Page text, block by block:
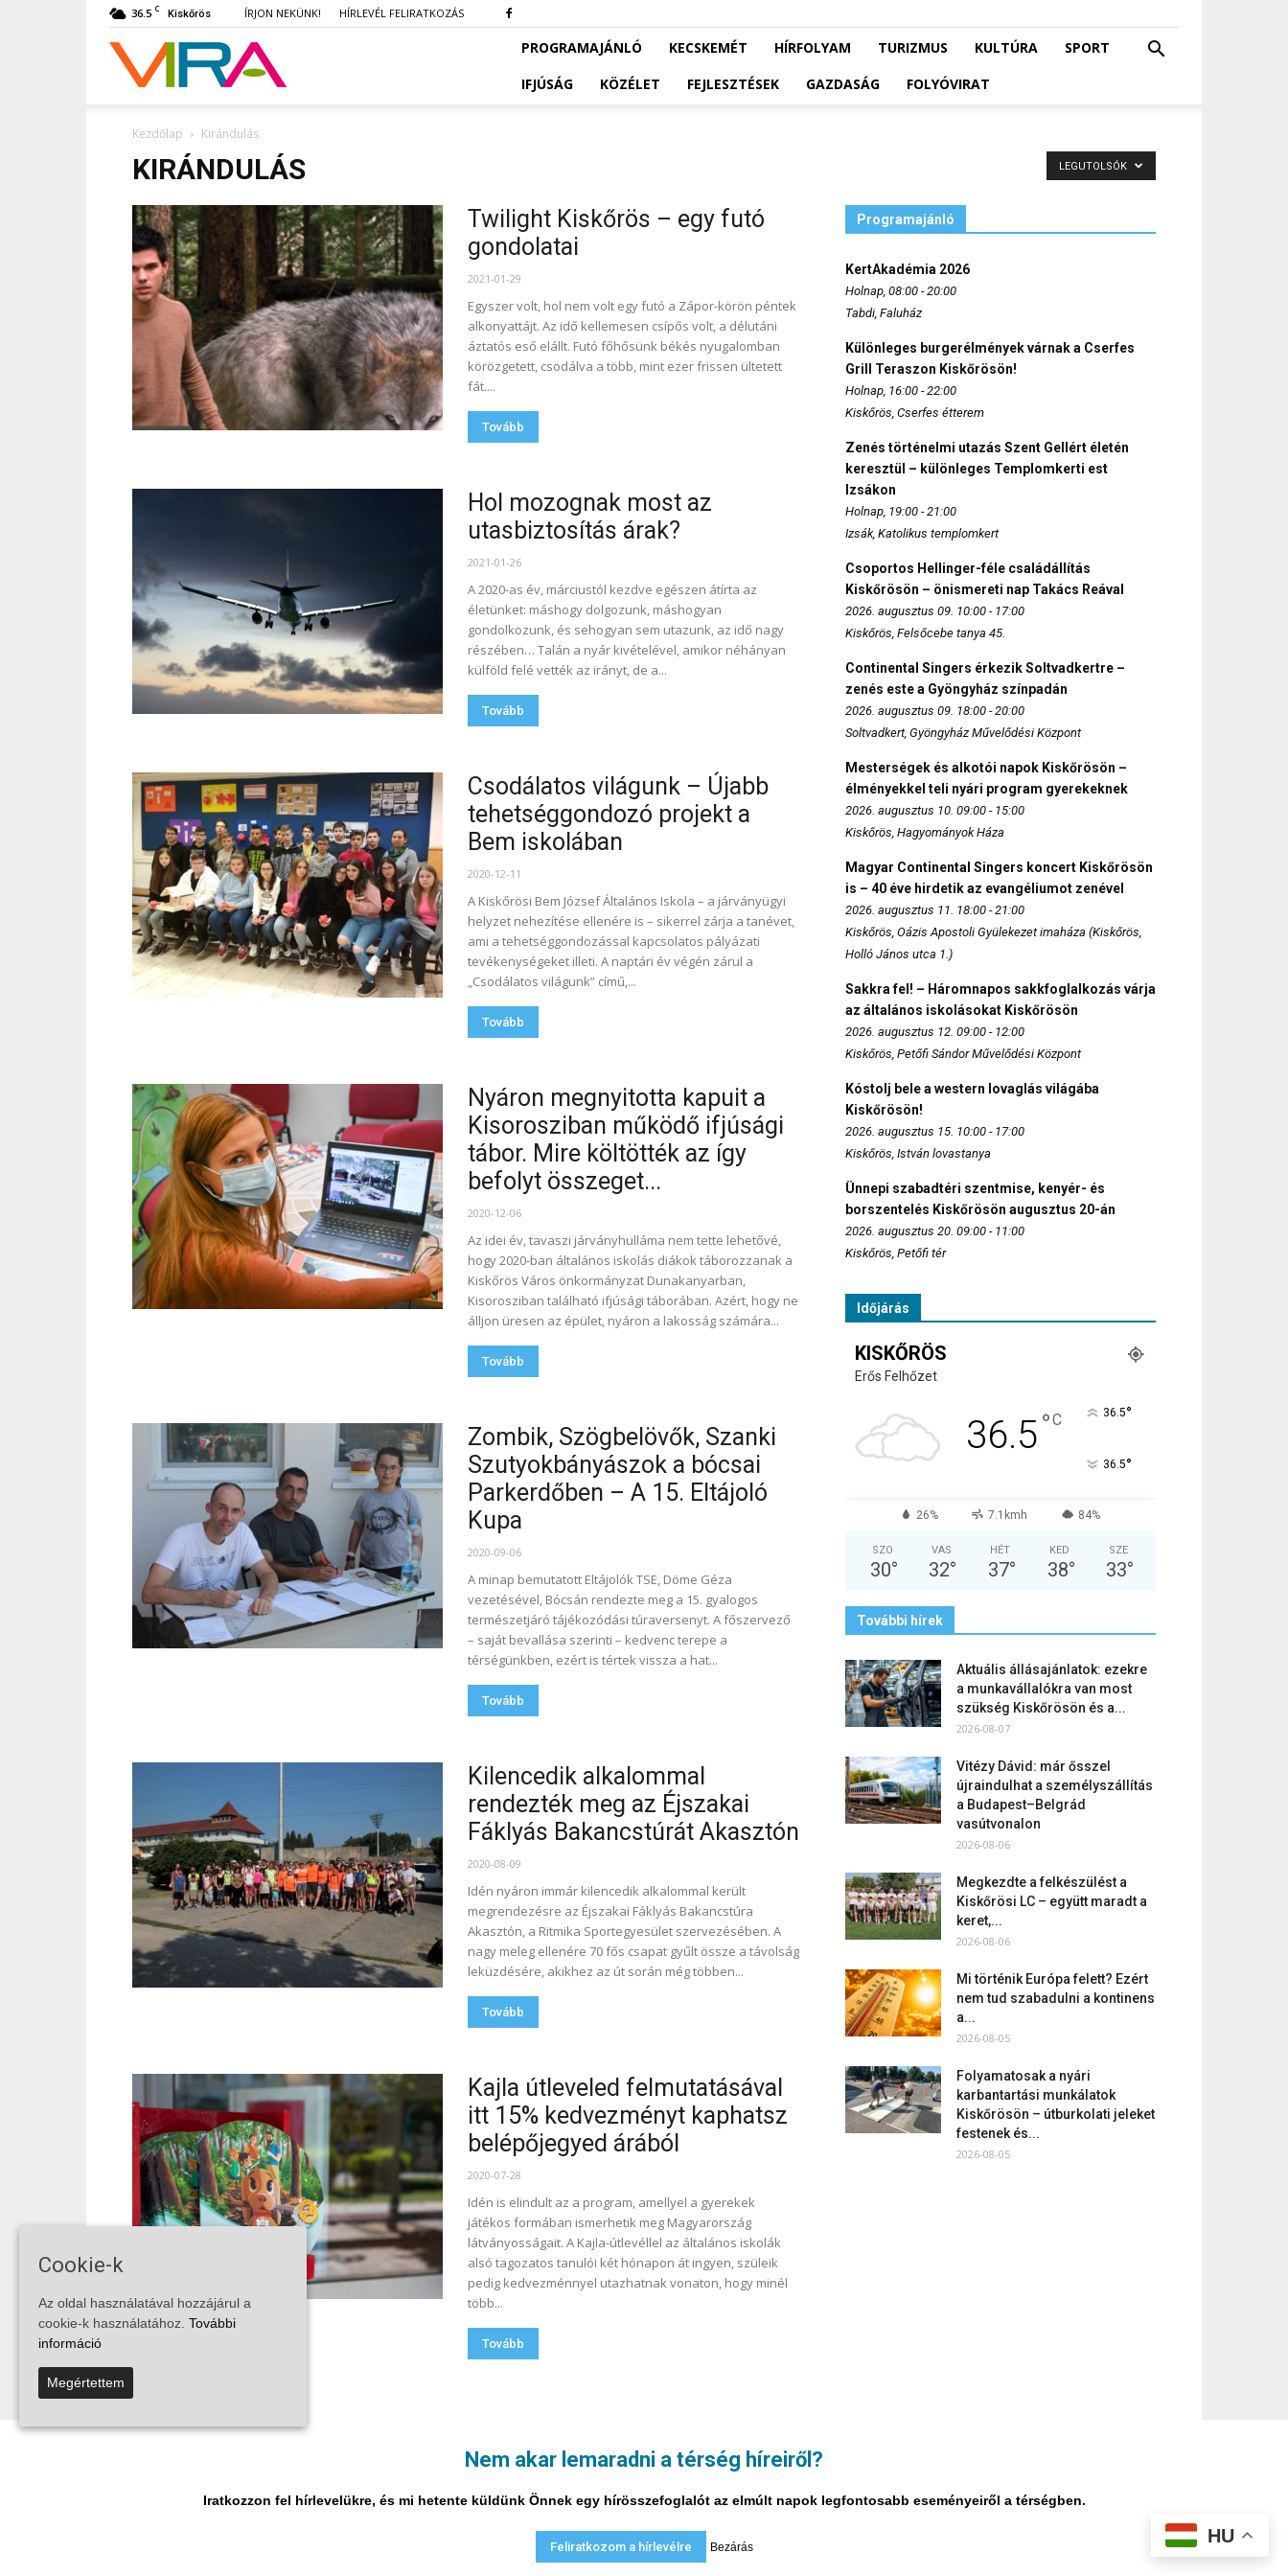
Nem akar lemaradni a térség híreiről?
Iratkozzon fel hírlevelükre, és mi hetente küldünk Önnek egy hírösszefoglalót az elmúlt napok legfontosabb eseményeiről a térségben.
Feliratkozom a hírlevélre Bezárás
36.5 C Kiskőrös ÍRJON NEKÜNK! HÍRLEVÉL FELIRATKOZÁS
VIRA PROGRAMAJÁNLÓ KECSKEMÉT HÍRFOLYAM TURIZMUS KULTÚRA
SPORT
IFJÚSÁG
KÖZÉLET FEJLESZTÉSEK GAZDASÁG FOLYÓVIRAT
Kezdőlap Kirándulás
KIRÁNDULÁS LEGUTOLSÓK
Twilight Kiskőrös – egy futó
gondolatai
2021-01-29
Egyszer volt, hol nem volt egy futó a Zápor-körön péntek
alkonyattájt. Az idő kellemesen csípős volt, a délutáni
áztatós eső elállt. Futó főhősünk békés nyugalomban
körözgetett, csodálva a több, mint ezer frissen ültetett
fát....
Tovább
Hol mozognak most az
utasbiztosítás árak?
2021-01-26
A 2020-as év, márciustól kezdve egészen átírta az
életünket: máshogy dolgozunk, máshogyan
gondolkozunk, és sehogyan sem utazunk, az idő nagy
részében… Talán a nyár kivételével, amikor néhányan
külföld felé vették az irányt, de a...
Tovább
Csodálatos világunk – Újabb
tehetséggondozó projekt a
Bem iskolában
2020-12-11
A Kiskőrösi Bem József Általános Iskola – a járványügyi
helyzet nehezítése ellenére is – sikerrel zárja a tanévet,
ami a tehetséggondozással kapcsolatos pályázati
tevékenységeket illeti. A naptári év végén zárul a
„Csodálatos világunk” című,...
Tovább
Nyáron megnyitotta kapuit a
Kisorosziban működő ifjúsági
tábor. Mire költötték az így
befolyt összeget...
2020-12-06
Az idei év, tavaszi járványhulláma nem tette lehetővé,
hogy 2020-ban általános iskolás diákok táborozzanak a
Kiskőrös Város önkormányzat Dunakanyarban,
Kisorosziban található ifjúsági táborában. Azért, hogy ne
álljon üresen az épület, nyáron a lakosság számára...
Tovább
Zombik, Szögbelövők, Szanki
Szutyokbányászok a bócsai
Parkerdőben – A 15. Eltájoló
Kupa
2020-09-06
A minap bemutatott Eltájolók TSE, Döme Géza
vezetésével, Bócsán rendezte meg a 15. gyalogos
természetjáró tájékozódási túraversenyt. A főszervező
– saját bevallása szerinti – kedvenc terepe a
térségünkben, ezért is tértek vissza a hat...
Tovább
Kilencedik alkalommal
rendezték meg az Éjszakai
Fáklyás Bakancstúrát Akasztón
2020-08-09
Idén nyáron immár kilencedik alkalommal került
megrendezésre az Éjszakai Fáklyás Bakancstúra
Akasztón, a Ritmika Sportegyesület szervezésében. A
nagy meleg ellenére 70 fős csapat gyűlt össze a távolság
leküzdésére, akikhez az út során még többen...
Tovább
Kajla útleveled felmutatásával
itt 15% kedvezményt kaphatsz
belépőjegyed árából
2020-07-28
Idén is elindult az a program, amellyel a gyerekek
játékos formában ismerhetik meg Magyarország
látványosságait. A Kajla-útlevéllel az általános iskolák
alsó tagozatos tanulói két hónapon át ingyen, szüleik
pedig kedvezménnyel utazhatnak vonaton, hogy minél
több...
Tovább
9. oldal a 9-ból
Programajánló
KertAkadémia 2026
Holnap, 08:00 - 20:00
Tabdi, Faluház
Különleges burgerélmények várnak a Cserfes
Grill Teraszon Kiskőrösön!
Holnap, 16:00 - 22:00
Kiskőrös, Cserfes étterem
Zenés történelmi utazás Szent Gellért életén
keresztül – különleges Templomkerti est
Izsákon
Holnap, 19:00 - 21:00
Izsák, Katolikus templomkert
Csoportos Hellinger-féle családállítás
Kiskőrösön – önismereti nap Takács Reával
2026. augusztus 09. 10:00 - 17:00
Kiskőrös, Felsőcebe tanya 45.
Continental Singers érkezik Soltvadkertre –
zenés este a Gyöngyház színpadán
2026. augusztus 09. 18:00 - 20:00
Soltvadkert, Gyöngyház Művelődési Központ
Mesterségek és alkotói napok Kiskőrösön –
élményekkel teli nyári program gyerekeknek
2026. augusztus 10. 09:00 - 15:00
Kiskőrös, Hagyományok Háza
Magyar Continental Singers koncert Kiskőrösön
is – 40 éve hirdetik az evangéliumot zenével
2026. augusztus 11. 18:00 - 21:00
Kiskőrös, Oázis Apostoli Gyülekezet imaháza (Kiskőrös,
Holló János utca 1.)
Sakkra fel! – Háromnapos sakkfoglalkozás várja
az általános iskolásokat Kiskőrösön
2026. augusztus 12. 09:00 - 12:00
Kiskőrös, Petőfi Sándor Művelődési Központ
Kóstolj bele a western lovaglás világába
Kiskőrösön!
2026. augusztus 15. 10:00 - 17:00
Kiskőrös, István lovastanya
Ünnepi szabadtéri szentmise, kenyér- és
borszentelés Kiskőrösön augusztus 20-án
2026. augusztus 20. 09:00 - 11:00
Kiskőrös, Petőfi tér
Időjárás
KISKŐRÖS
Erős Felhőzet
36.5°C 36.5°
36.5°
26% 7.1kmh 84%
SZO
30°
VAS
32°
HÉT
37°
KED
38°
SZE
33°
További hírek
Aktuális állásajánlatok: ezekre
a munkavállalókra van most
szükség Kiskőrösön és a...
2026-08-07
Vitézy Dávid: már ősszel
újraindulhat a személyszállítás
a Budapest–Belgrád
vasútvonalon
2026-08-06
Megkezdte a felkészülést a
Kiskőrösi LC – együtt maradt a
keret,...
2026-08-06
Mi történik Európa felett? Ezért
nem tud szabadulni a kontinens
a...
2026-08-05
Folyamatosak a nyári
karbantartási munkálatok
Kiskőrösön – útburkolati jeleket
festenek és...
2026-08-05
HU
Cookie-k
Az oldal használatával hozzájárul a
cookie-k használatához. További
információ
Megértettem